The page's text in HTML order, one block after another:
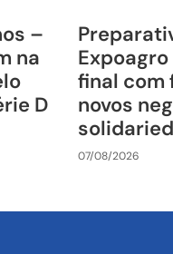
–
na
D
final com
novos
07/08/2026